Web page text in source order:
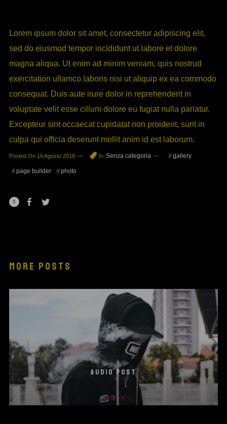
Lorem ipsum dolor sit amet, consectetur adipiscing elit,
sed do eiusmod tempor incididunt ut labore et dolore
magna aliqua. Ut enim ad minim veniam, quis nostrud
exercitation ullamco laboris nisi ut aliquip ex ea commodo
consequat. Duis aute irure dolor in reprehenderit in
voluptate velit esse cillum dolore eu fugiat nulla pariatur.
Excepteur sint occaecat cupidatat non proident, sunt in
culpa qui officia deserunt mollit anim id est laborum.
Posted On 16 Agosto 2018 In Senza categoria gallery
page builder photo
5
MORE POSTS
AUDIO POST